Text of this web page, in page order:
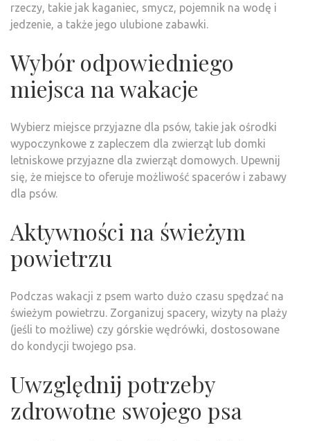
rzeczy, takie jak kaganiec, smycz, pojemnik na wodę i
jedzenie, a także jego ulubione zabawki.
Wybór odpowiedniego
miejsca na wakacje
Wybierz miejsce przyjazne dla psów, takie jak ośrodki
wypoczynkowe z zapleczem dla zwierząt lub domki
letniskowe przyjazne dla zwierząt domowych. Upewnij
się, że miejsce to oferuje możliwość spacerów i zabawy
dla psów.
Aktywności na świeżym
powietrzu
Podczas wakacji z psem warto dużo czasu spędzać na
świeżym powietrzu. Zorganizuj spacery, wizyty na plaży
(jeśli to możliwe) czy górskie wędrówki, dostosowane
do kondycji twojego psa.
Uwzględnij potrzeby
zdrowotne swojego psa